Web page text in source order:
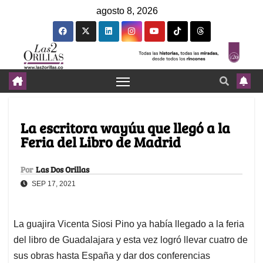
agosto 8, 2026
La escritora wayúu que llegó a la
Feria del Libro de Madrid
Por Las Dos Orillas
SEP 17, 2021
La guajira Vicenta Siosi Pino ya había llegado a la feria
del libro de Guadalajara y esta vez logró llevar cuatro de
sus obras hasta España y dar dos conferencias